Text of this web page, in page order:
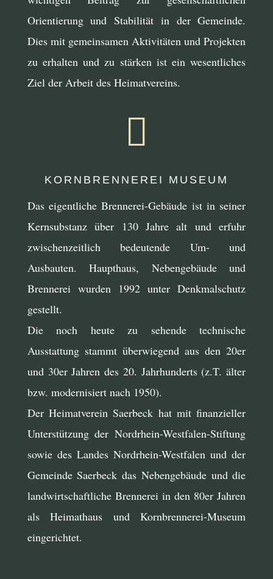
Orientierung und Stabilität in der Gemeinde.
Dies mit gemeinsamen Aktivitäten und Projekten
zu erhalten und zu stärken ist ein wesentliches
Ziel der Arbeit des Heimatvereins.

KORNBRENNEREI MUSEUM
Das eigentliche Brennerei-Gebäude ist in seiner
Kernsubstanz über 130 Jahre alt und erfuhr
zwischenzeitlich bedeutende Um- und
Ausbauten. Haupthaus, Nebengebäude und
Brennerei wurden 1992 unter Denkmalschutz
gestellt.
Die noch heute zu sehende technische
Ausstattung stammt überwiegend aus den 20er
und 30er Jahren des 20. Jahrhunderts (z.T. älter
bzw. modernisiert nach 1950).
Der Heimatverein Saerbeck hat mit finanzieller
Unterstützung der Nordrhein-Westfalen-Stiftung
sowie des Landes Nordrhein-Westfalen und der
Gemeinde Saerbeck das Nebengebäude und die
landwirtschaftliche Brennerei in den 80er Jahren
als Heimathaus und Kornbrennerei-Museum
eingerichtet.